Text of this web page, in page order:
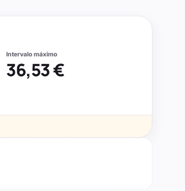
Intervalo máximo
36,53 €